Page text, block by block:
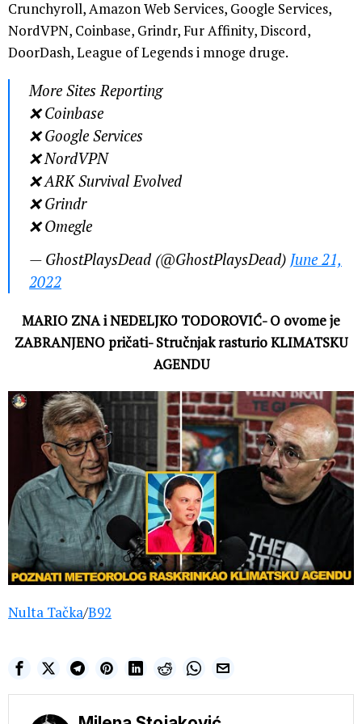
Crunchyroll, Amazon Web Services, Google Services,
NordVPN, Coinbase, Grindr, Fur Affinity, Discord,
DoorDash, League of Legends i mnoge druge.
More Sites Reporting
❌ Coinbase
❌ Google Services
❌ NordVPN
❌ ARK Survival Evolved
❌ Grindr
❌ Omegle
— GhostPlaysDead (@GhostPlaysDead) June 21,
2022
MARIO ZNA i NEDELJKO TODOROVIĆ- O ovome je
ZABRANJENO pričati- Stručnjak rasturio KLIMATSKU
AGENDU
Nulta Tačka/B92